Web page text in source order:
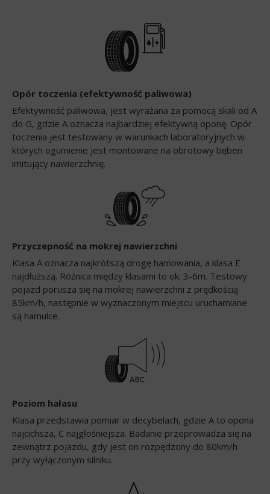
Opór toczenia (efektywność paliwowa)
Efektywność paliwowa, jest wyrażana za pomocą skali od A
do G, gdzie A oznacza najbardziej efektywną oponę. Opór
toczenia jest testowany w warunkach laboratoryjnych w
których ogumienie jest montowane na obrotowy bęben
imitujący nawierzchnię.
Przyczepność na mokrej nawierzchni
Klasa A oznacza najkrótszą drogę hamowania, a klasa E
najdłuższą. Różnica między klasami to ok. 3-6m. Testowy
pojazd porusza się na mokrej nawierzchni z prędkością
85km/h, następnie w wyznaczonym miejscu uruchamiane
są hamulce.
Poziom hałasu
Klasa przedstawia pomiar w decybelach, gdzie A to opona
najcichsza, C najgłośniejsza. Badanie przeprowadza się na
zewnątrz pojazdu, gdy jest on rozpędzony do 80km/h
przy wyłączonym silniku.